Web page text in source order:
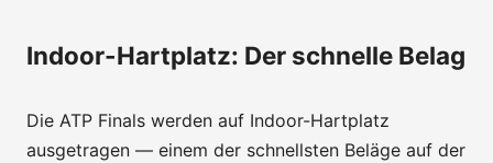
Indoor-Hartplatz: Der schnelle Belag
Die ATP Finals werden auf Indoor-Hartplatz
ausgetragen — einem der schnellsten Beläge auf der